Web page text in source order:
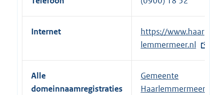
Internet
E
x
t
e
r
https://www.haar
lemmermeer.nl
Alle
domeinnaamregistraties
Gemeente
Haarlemmermeer